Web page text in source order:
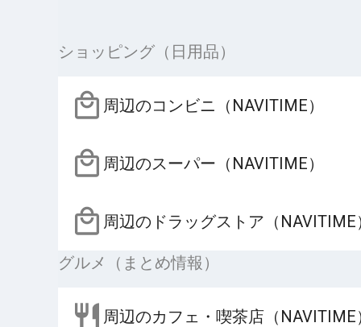
ショッピング（日用品）
周辺のコンビニ（NAVITIME）
周辺のスーパー（NAVITIME）
周辺のドラッグストア（NAVITIME
グルメ（まとめ情報）
周辺のカフェ・喫茶店（NAVITIME